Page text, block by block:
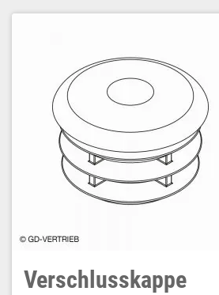
Verschlusskappe